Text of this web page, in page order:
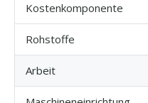
Kostenkomponente
Rohstoffe
Arbeit